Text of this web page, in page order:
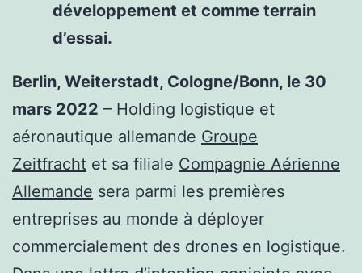
développement et comme terrain
d’essai.
Berlin, Weiterstadt, Cologne/Bonn, le 30
mars 2022 – Holding logistique et
aéronautique allemande Groupe
Zeitfracht et sa filiale Compagnie Aérienne
Allemande sera parmi les premières
entreprises au monde à déployer
commercialement des drones en logistique.